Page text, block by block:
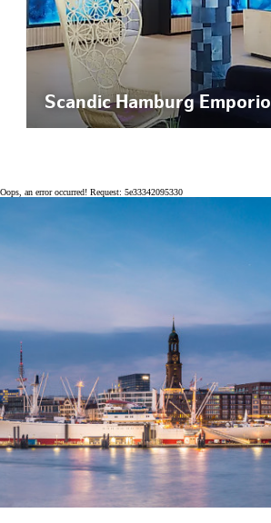
Scandic Hamburg Emporio
Oops, an error occurred! Request: 5e33342095330